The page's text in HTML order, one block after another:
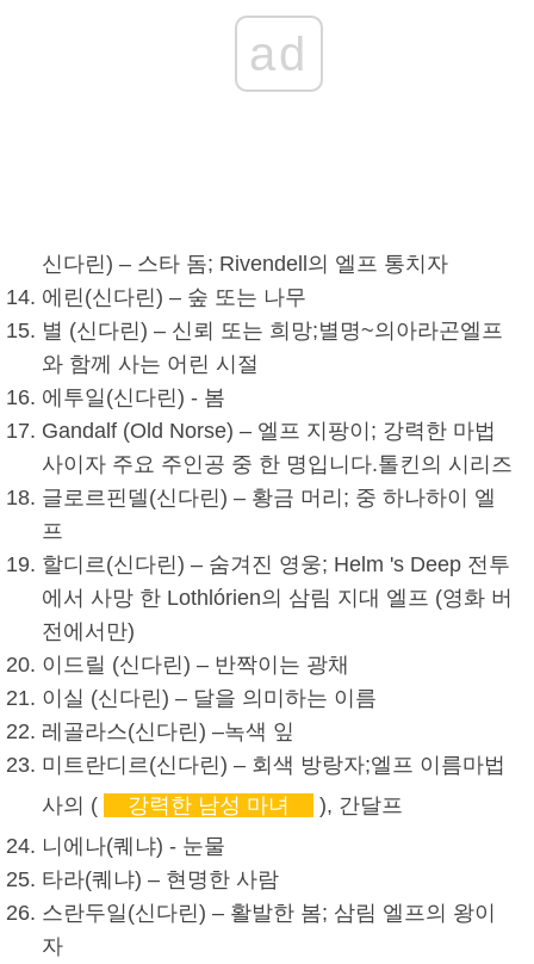
ad
신다린) – 스타 돔; Rivendell의 엘프 통치자
에린(신다린) – 숲 또는 나무
별 (신다린) – 신뢰 또는 희망;별명~의 아라곤엘프
와 함께 사는 어린 시절
에투일(신다린) - 봄
Gandalf (Old Norse) – 엘프 지팡이; 강력한 마법
사이자 주요 주인공 중 한 명입니다.톨킨의 시리즈
글로르핀델(신다린) – 황금 머리; 중 하나하이 엘
프
할디르(신다린) – 숨겨진 영웅; Helm 's Deep 전투
에서 사망 한 Lothlórien의 삼림 지대 엘프 (영화 버
전에서만)
이드릴 (신다린) – 반짝이는 광채
이실 (신다린) – 달을 의미하는 이름
레골라스(신다린) –녹색 잎
미트란디르(신다린) – 회색 방랑자;엘프 이름마법
사의 (
강력한 남성 마녀
), 간달프
니에나(퀘냐) - 눈물
타라(퀘냐) – 현명한 사람
스란두일(신다린) – 활발한 봄; 삼림 엘프의 왕이
자